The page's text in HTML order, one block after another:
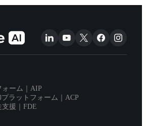
ーム｜AIP
ラットフォーム｜ACP
援｜FDE